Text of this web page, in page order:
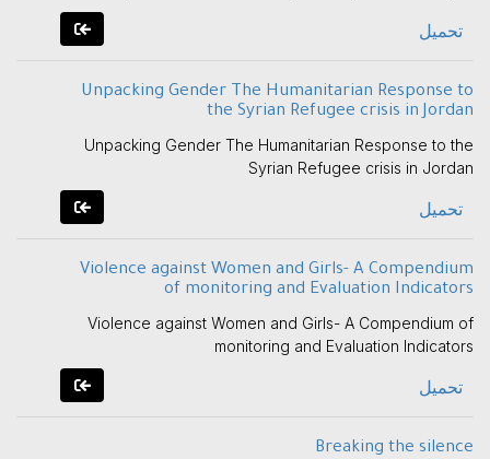
تحميل
Unpacking Gender The Humanitarian Response to
the Syrian Refugee crisis in Jordan
Unpacking Gender The Humanitarian Response to the
Syrian Refugee crisis in Jordan
تحميل
Violence against Women and Girls- A Compendium
of monitoring and Evaluation Indicators
Violence against Women and Girls- A Compendium of
monitoring and Evaluation Indicators
تحميل
Breaking the silence